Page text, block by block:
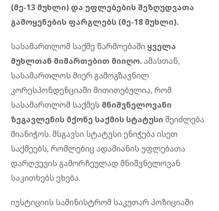
(მე-13 მუხლი) და უფლებების შეზღუდვათა
გამოყენების ფარგლებს (მე-18 მუხლი).
სასამართლომ საქმე წარმოებაში ყველა
მუხლთან მიმართებით მიიღო.ამასთან,
სასამართლოს მიერ გამოგზავნილ
კორესპონდენციაში მითითებულია, რომ
სასამართლომ საქმეს მნიშვნელოვანი
ზეგავლენის მქონე საქმის სტატუსი შეიძლება
მიანიჭოს. მსგავსი სტატუსი ენიჭება ისეთ
საქმეებს, რომლებიც ადამიანის უფლებათა
დარღვევის გამორჩეულად მნიშვნელოვან
საკითხებს ეხება.
იუსტიციის სამინისტრომ საკუთარ პოზიციაში